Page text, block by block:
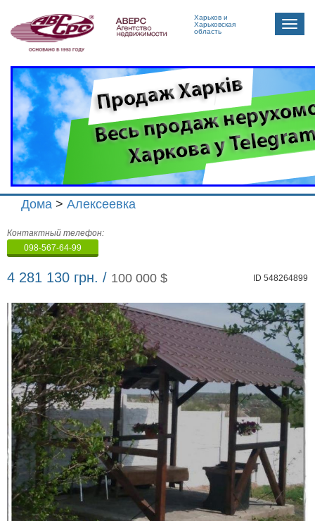
Харьков и
Харьковская
область
Toggle
Дома > Алексеевка
Агенство
недвижимости
"Аверс"
Контактный телефон:
098-567-64-99
4 281 130 грн. / 100 000 $ ID 548264899